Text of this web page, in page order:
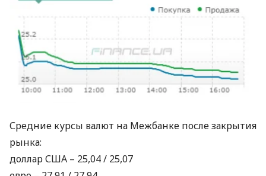
Средние курсы валют на Межбанке после закрытия
рынка:
долларСША – 25,04 / 25,07